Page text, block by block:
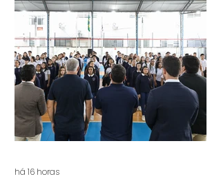
há 16 horas